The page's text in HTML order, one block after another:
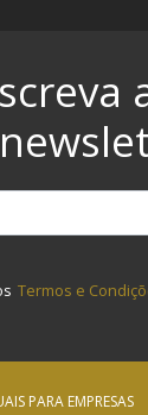
Termos e
PARA EMPRESAS